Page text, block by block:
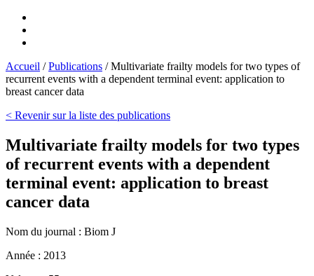
Accueil /Publications /Multivariate frailty models for two types of
recurrent events with a dependent terminal event: application to
breast cancer data
< Revenir sur la liste des publications
Multivariate frailty models for two types
of recurrent events with a dependent
terminal event: application to breast
cancer data
Nom du journal : Biom J
Année : 2013